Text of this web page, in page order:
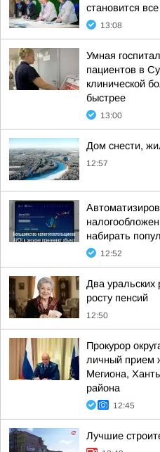
становится
13:08
Умная
пациентов в
клинической
быстрее
13:00
Дом снести,
12:57
набирать
12:52
Два уральских
росту пенсий
12:50
Прокурор
личный прием
Мегиона,
района
12:45
Лучшие